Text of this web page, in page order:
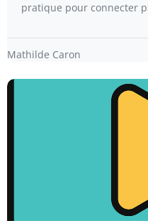
pratique pour connecter
Mathilde Caron